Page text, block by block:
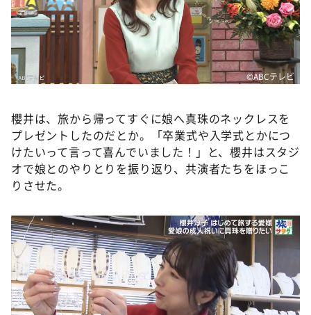
©ABCテレビ
櫻井は、旅から帰ってすぐに娘へ真珠のネックレスを
プレゼントしたのだとか。「卒業式や入学式とかにつ
けたいって言って喜んでいました！」と、櫻井はスタジ
オで娘とのやりとりを振り返り、共演者たちをほっこ
りさせた。